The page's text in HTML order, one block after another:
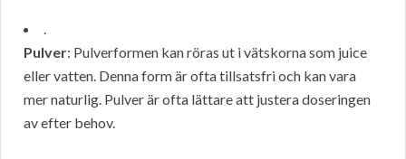
.
Pulver: Pulverformen kan röras ut i vätskorna som juice
eller vatten. Denna form är ofta tillsatsfri och kan vara
mer naturlig. Pulver är ofta lättare att justera doseringen
av efter behov.